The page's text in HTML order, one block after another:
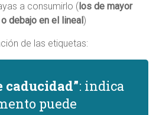
a consumirlo ( los de mayor
debajo en el lineal )
de las etiquetas:
caducidad”: indica
puede